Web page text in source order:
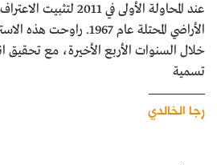
عند المحاولة الأولى في
الأراضي المحتلة عام 1967.
خلال السنوات الأربع الأخيرة، مع تحقيق
تسمية
رجا الخالدي